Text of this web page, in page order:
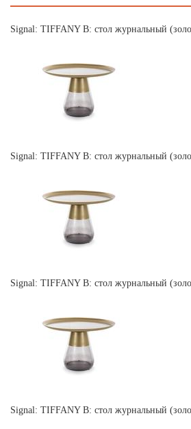
Signal: TIFFANY B: стол журнальный
Signal: TIFFANY B: стол журнальный
Signal: TIFFANY B: стол журнальный
Signal: TIFFANY B: стол журнальный